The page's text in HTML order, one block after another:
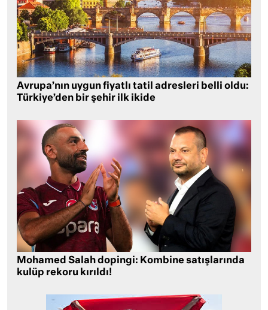
Avrupa’nın uygun fiyatlı tatil adresleri belli oldu:
Türkiye’den bir şehir ilk ikide
Mohamed Salah dopingi: Kombine satışlarında
kulüp rekoru kırıldı!